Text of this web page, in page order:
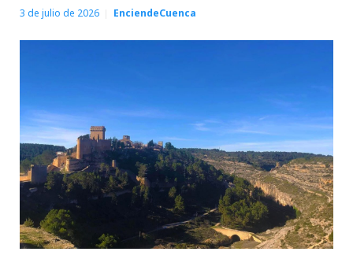
3 de julio de 2026 EnciendeCuenca